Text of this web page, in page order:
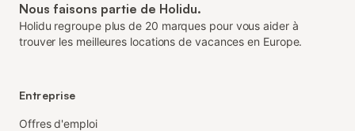
Nous faisons partie de Holidu.
Holidu regroupe plus de 20 marques pour vous aider à
trouver les meilleures locations de vacances en Europe.
Entreprise
Offres d'emploi